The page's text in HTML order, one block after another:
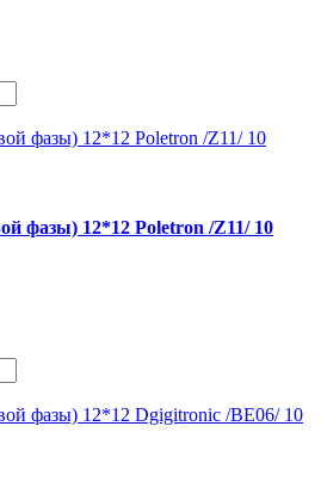
фазы) 12*12 Poletron /Z11/ 10